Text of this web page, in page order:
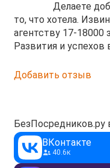
Делаете
то, что хотела.
агентству 17-18000
Развития и успехов
Добавить отзыв
БезПосредников.ру
ВКонтакте
40.6к